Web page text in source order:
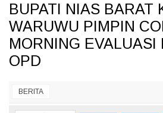
BUPATI NIAS BARAT
WARUWU PIMPIN
MORNING EVALUASI
OPD
BERITA